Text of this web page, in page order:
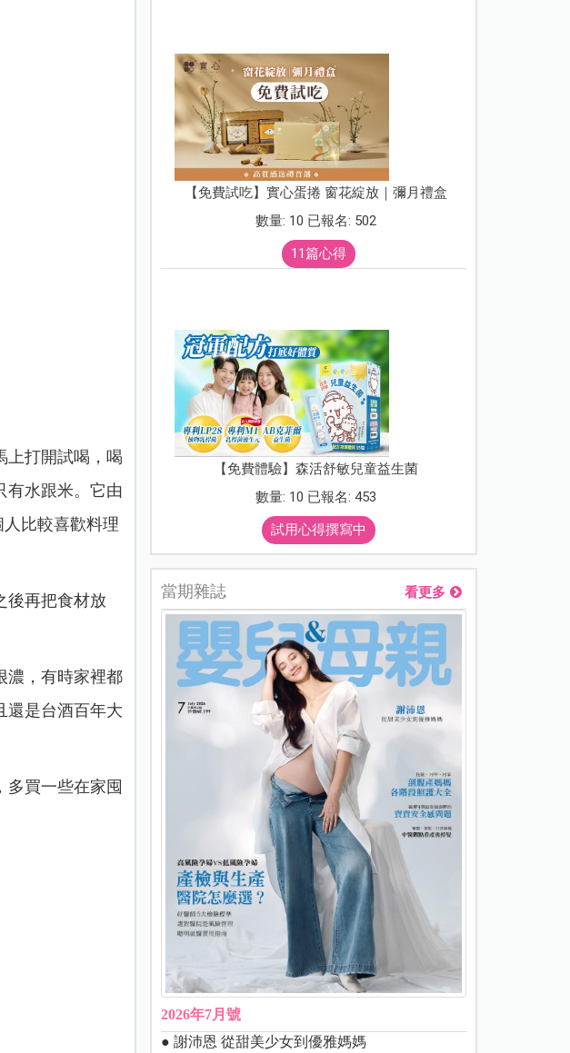
上打開試喝，喝
有水跟米。它由
比較喜歡料理
後再把食材放
濃，有時家裡都
還是台酒百年大
買一些在家囤
【免費試吃】實心蛋捲 窗花綻放｜彌月禮盒
數量: 10 已報名: 502
11篇心得
【免費體驗】森活舒敏兒童益生菌
數量: 10 已報名: 453
試用心得撰寫中
當期雜誌 看更多
2026年7月號
● 謝沛恩 從甜美少女到優雅媽媽